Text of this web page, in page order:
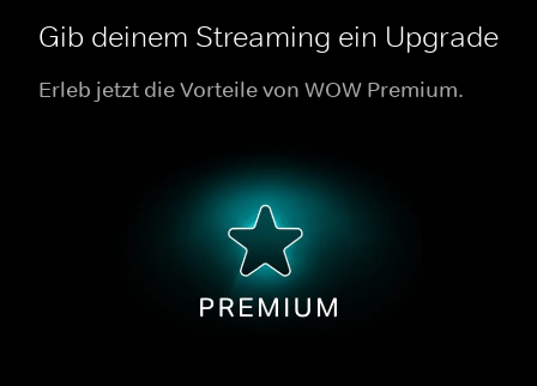
Gib deinem Streaming ein Upgrade
Erleb jetzt die Vorteile von WOW Premium.